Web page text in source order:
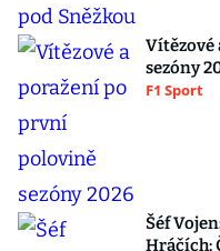
Vítězové
sezóny
F1 Sport
Šéf
Hráčích: